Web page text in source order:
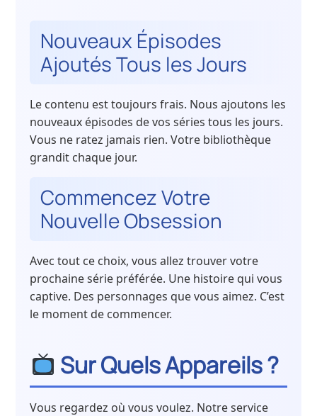
Nouveaux Épisodes
Ajoutés Tous les Jours
Le contenu est toujours frais. Nous ajoutons les
nouveaux épisodes de vos séries tous les jours.
Vous ne ratez jamais rien. Votre bibliothèque
grandit chaque jour.
Commencez Votre
Nouvelle Obsession
Avec tout ce choix, vous allez trouver votre
prochaine série préférée. Une histoire qui vous
captive. Des personnages que vous aimez. C’est
le moment de commencer.
Sur Quels Appareils ?
Vous regardez où vous voulez. Notre service